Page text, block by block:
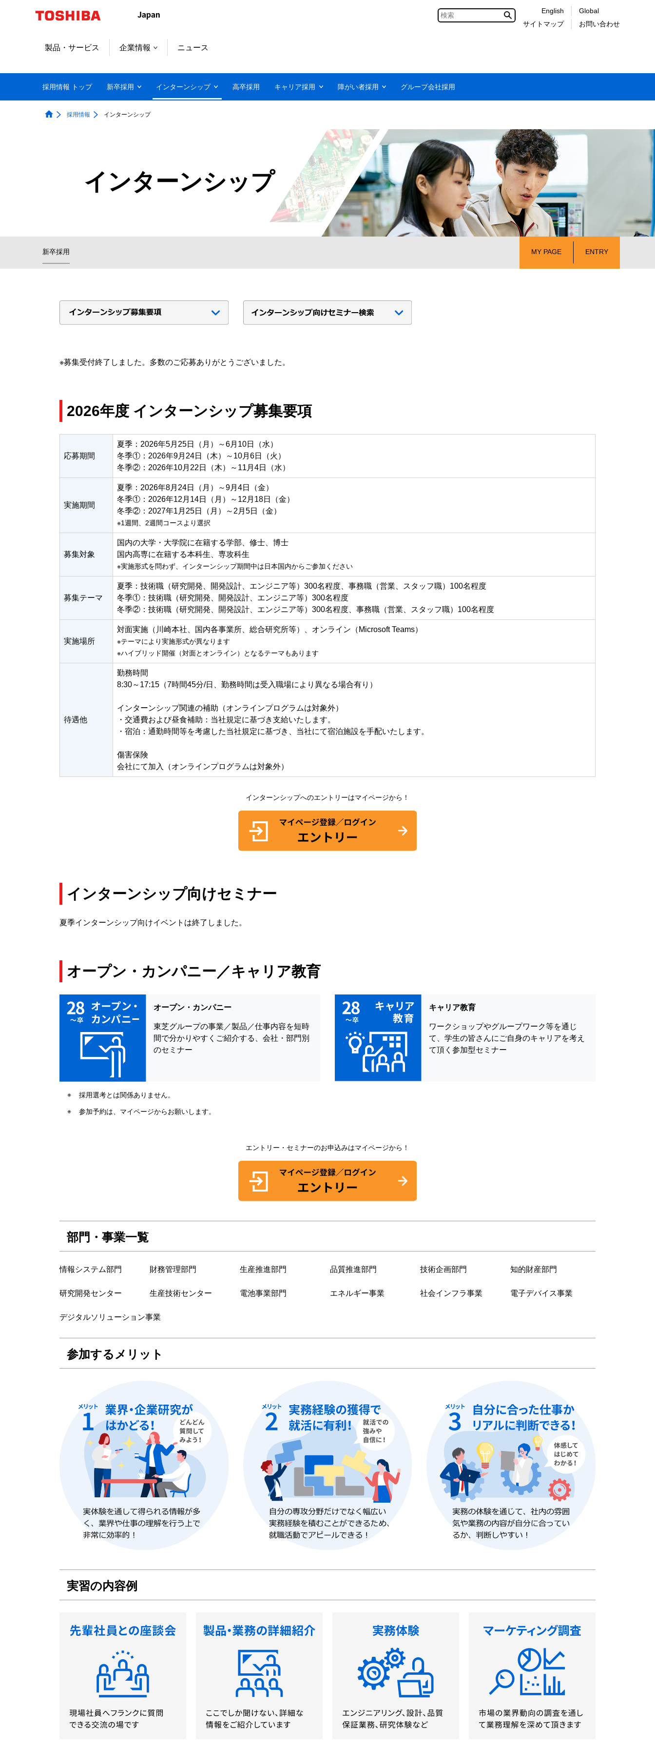
English
サイトマップ
Global
お問い合わせ
製品・サービス 企業情報 ニュース
採用情報 トップ 新卒採用 インターンシップ 高卒採用 キャリア採用 障がい者採用 グループ会社採用
採用情報 インターンシップ
インターンシップ
新卒採用 MY PAGE ENTRY
※募集受付終了しました。多数のご応募ありがとうございました。
2026年度 インターンシップ募集要項
応募期間
夏季：2026年5月25日（月）～6月10日（水）
冬季①：2026年9月24日（木）～10月6日（火）
冬季②：2026年10月22日（木）～11月4日（水）
実施期間
夏季：2026年8月24日（月）～9月4日（金）
冬季①：2026年12月14日（月）～12月18日（金）
冬季②：2027年1月25日（月）～2月5日（金）
※1週間、2週間コースより選択
募集対象
国内の大学・大学院に在籍する学部、修士、博士
国内高専に在籍する本科生、専攻科生
※実施形式を問わず、インターンシップ期間中は日本国内からご参加ください
募集テーマ
夏季：技術職（研究開発、開発設計、エンジニア等）300名程度、事務職（営業、スタッフ職）100名程度
冬季①：技術職（研究開発、開発設計、エンジニア等）300名程度
冬季②：技術職（研究開発、開発設計、エンジニア等）300名程度、事務職（営業、スタッフ職）100名程度
実施場所
対面実施（川崎本社、国内各事業所、総合研究所等）、オンライン（Microsoft Teams）
※テーマにより実施形式が異なります
※ハイブリッド開催（対面とオンライン）となるテーマもあります
待遇他
勤務時間
8:30～17:15（7時間45分/日、勤務時間は受入職場により異なる場合有り）
インターンシップ関連の補助（オンラインプログラムは対象外）
・交通費および昼食補助：当社規定に基づき支給いたします。
・宿泊：通勤時間等を考慮した当社規定に基づき、当社にて宿泊施設を手配いたします。
傷害保険
会社にて加入（オンラインプログラムは対象外）
インターンシップへのエントリーはマイページから！
インターンシップ向けセミナー
夏季インターンシップ向けイベントは終了しました。
オープン・カンパニー／キャリア教育
オープン・カンパニー
東芝グループの事業／製品／仕事内容を短時
間で分かりやすくご紹介する、会社・部門別
のセミナー
キャリア教育
ワークショップやグループワーク等を通じ
て、学生の皆さんにご自身のキャリアを考え
て頂く参加型セミナー
採用選考とは関係ありません。
参加予約は、マイページからお願いします。
エントリー・セミナーのお申込みはマイページから！
部門・事業一覧
情報システム部門 財務管理部門 生産推進部門 品質推進部門 技術企画部門 知的財産部門
研究開発センター 生産技術センター 電池事業部門 エネルギー事業 社会インフラ事業 電子デバイス事業
デジタルソリューション事業
参加するメリット
実習の内容例